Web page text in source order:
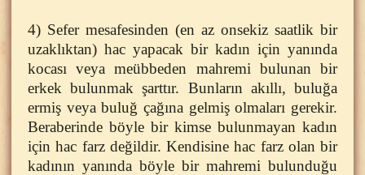
4) Sefer mesafesinden (en az onsekiz saatlik bir
uzaklıktan) hac yapacak bir kadın için yanında
kocası veya meübbeden mahremi bulunan bir
erkek bulunmak şarttır. Bunların akıllı, buluğa
ermiş veya buluğ çağına gelmiş olmaları gerekir.
Beraberinde böyle bir kimse bulunmayan kadın
için hac farz değildir. Kendisine hac farz olan bir
kadının yanında böyle bir mahremi bulunduğu